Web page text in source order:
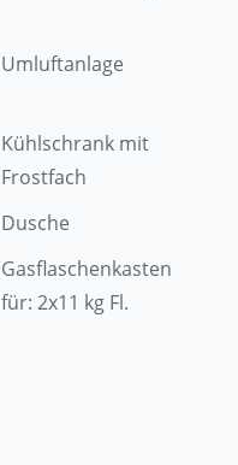
Umluftanlage
Kühlschrank mit
Frostfach
Dusche
Gasflaschenkasten
für: 2x11 kg Fl.